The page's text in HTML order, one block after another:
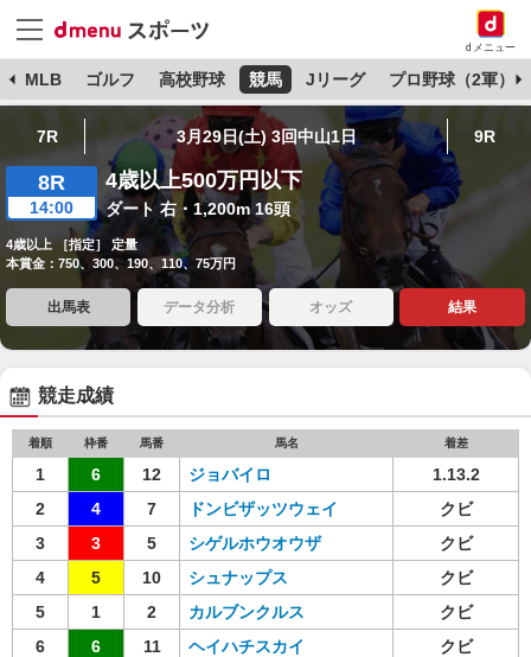
dメニュー
MLB ゴルフ 高校野球 競馬 Jリーグ プロ野球（2軍）
7R 3月29日(土) 3回中山1日 9R
8R
14:00
4歳以上500万円以下
ダート 右・1,200m 16頭
4歳以上 ［指定］ 定量
本賞金：750、300、190、110、75万円
出馬表 データ分析 オッズ 結果
競走成績
着順 枠番 馬番 馬名 着差
1 6 12 ジョバイロ
1.13.2
2
4 7 ドンビザッツウェイ
クビ
3
3 5 シゲルホウオウザ
クビ
4
5 10 シュナップス
クビ
5
1 2 カルブンクルス
クビ
6
6 11 ヘイハチスカイ
クビ